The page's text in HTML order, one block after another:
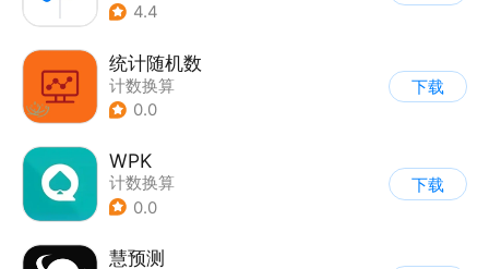
4.4
统计随机数
计数换算
0.0
下载
WPK
计数换算
0.0
下载
慧预测